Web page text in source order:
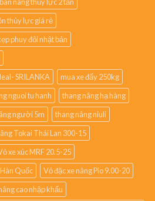
thủy lực giá rẻ
phuy đôi nhật bản
SRILANKA
mua xe đẩy 250kg
nguoi tu hanh
thang nâng hạ hàng
người 5m
thang nâng niuli
Tokai Thái Lan 300-15
xe xúc MRF 20.5-25
Quốc
Vỏ đặc xe nâng Pio 9.00-20
cao nhập khẩu